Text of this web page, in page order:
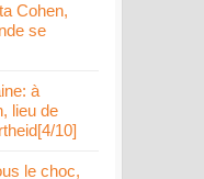
Cohen,
se
à
lieu de
10]
le choc,